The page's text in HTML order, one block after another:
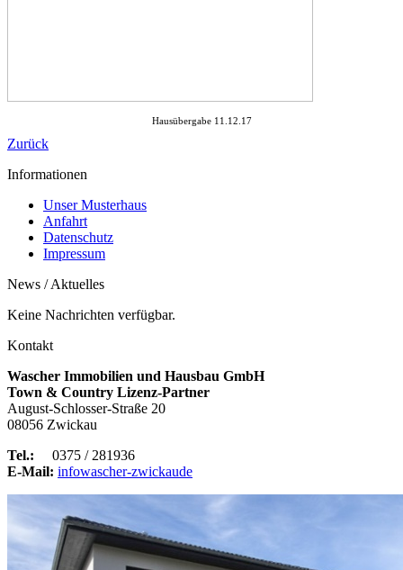
Hausübergabe 11.12.17
Zurück
Informationen
Unser Musterhaus
Anfahrt
Datenschutz
Impressum
News / Aktuelles
Keine Nachrichten verfügbar.
Kontakt
Wascher Immobilien und Hausbau GmbH
Town & Country Lizenz-Partner
August-Schlosser-Straße 20
08056 Zwickau
Tel.: 0375 / 281936
E-Mail: infowascher-zwickaude